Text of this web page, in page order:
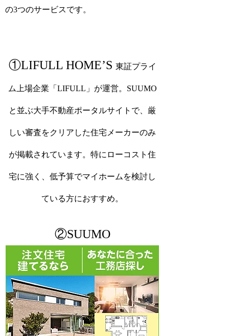
の3つのサービスです。
①LIFULL HOME’S 東証プライ
ム上場企業「LIFULL」が運営。SUUMO
と並ぶ大手不動産ポータルサイトで、厳
しい審査をクリアした住宅メーカーのみ
が掲載されています。特にローコスト住
宅に強く、低予算でマイホームを検討し
ている方におすすめ。
②SUUMO